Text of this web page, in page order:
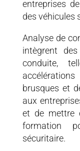
entreprises
des véhicules
Analyse de
intègrent
conduite,
brusques et
aux
et de mettre
formation
sécuritaire.